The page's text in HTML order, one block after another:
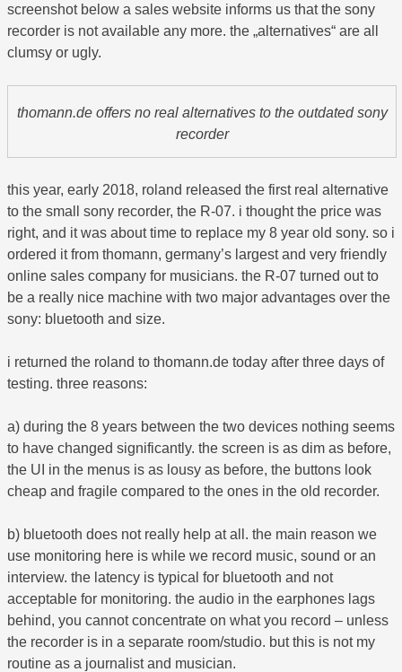
screenshot below a sales website informs us that the sony
recorder is not available any more. the „alternatives“ are all
clumsy or ugly.
thomann.de offers no real alternatives to the outdated sony
recorder
this year, early 2018, roland released the first real alternative
to the small sony recorder, the R-07. i thought the price was
right, and it was about time to replace my 8 year old sony. so i
ordered it from thomann, germany’s largest and very friendly
online sales company for musicians. the R-07 turned out to
be a really nice machine with two major advantages over the
sony: bluetooth and size.
i returned the roland to thomann.de today after three days of
testing. three reasons:
a) during the 8 years between the two devices nothing seems
to have changed significantly. the screen is as dim as before,
the UI in the menus is as lousy as before, the buttons look
cheap and fragile compared to the ones in the old recorder.
b) bluetooth does not really help at all. the main reason we
use monitoring here is while we record music, sound or an
interview. the latency is typical for bluetooth and not
acceptable for monitoring. the audio in the earphones lags
behind, you cannot concentrate on what you record – unless
the recorder is in a separate room/studio. but this is not my
routine as a journalist and musician.